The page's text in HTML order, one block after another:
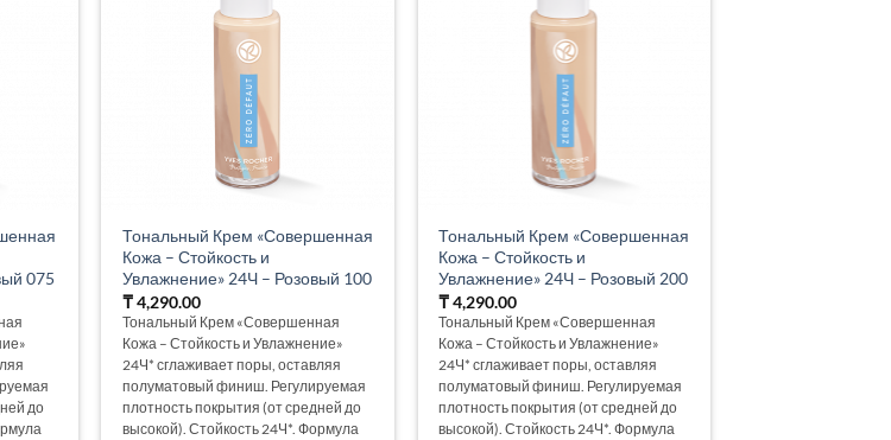
075
до
Тональный Крем «Совершенная
Кожа – Стойкость и
Увлажнение» 24Ч – Розовый 100
₸4,290.00
Тональный Крем «Совершенная
Кожа – Стойкость и Увлажнение»
24Ч* сглаживает поры, оставляя
полуматовый финиш. Регулируемая
плотность покрытия (от средней до
высокой). Стойкость 24Ч*. Формула
Тональный Крем «Совершенная
Кожа – Стойкость и
Увлажнение» 24Ч – Розовый 200
₸4,290.00
Тональный Крем «Совершенная
Кожа – Стойкость и Увлажнение»
24Ч* сглаживает поры, оставляя
полуматовый финиш. Регулируемая
плотность покрытия (от средней до
высокой). Стойкость 24Ч*. Формула